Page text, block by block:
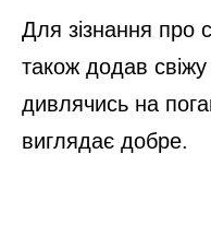
Для зізнання про
також додав
дивлячись на
виглядає добре.